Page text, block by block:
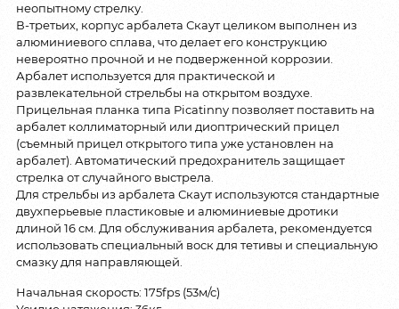
неопытному стрелку.
В-третьих, корпус арбалета Скаут целиком выполнен из
алюминиевого сплава, что делает его конструкцию
невероятно прочной и не подверженной коррозии.
Арбалет используется для практической и
развлекательной стрельбы на открытом воздухе.
Прицельная планка типа Picatinny позволяет поставить на
арбалет коллиматорный или диоптрический прицел
(съемный прицел открытого типа уже установлен на
арбалет). Автоматический предохранитель защищает
стрелка от случайного выстрела.
Для стрельбы из арбалета Скаут используются стандартные
двухперьевые пластиковые и алюминиевые дротики
длиной 16 см. Для обслуживания арбалета, рекомендуется
использовать специальный воск для тетивы и специальную
смазку для направляющей.
Начальная скорость: 175fps (53м/с)